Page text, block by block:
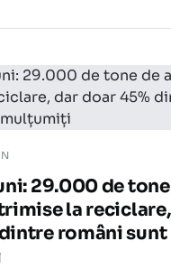
29.000 de
la
români sunt